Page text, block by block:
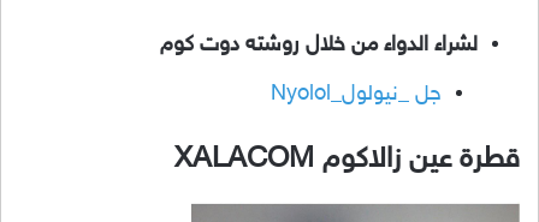
لشراء الدواء من خلال روشته دوت كوم
جل _نيولول_Nyolol
قطرة عين زالاكوم XALACOM